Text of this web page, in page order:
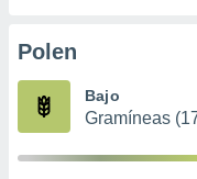
e
mediante
Polen
Bajo
Gramíneas